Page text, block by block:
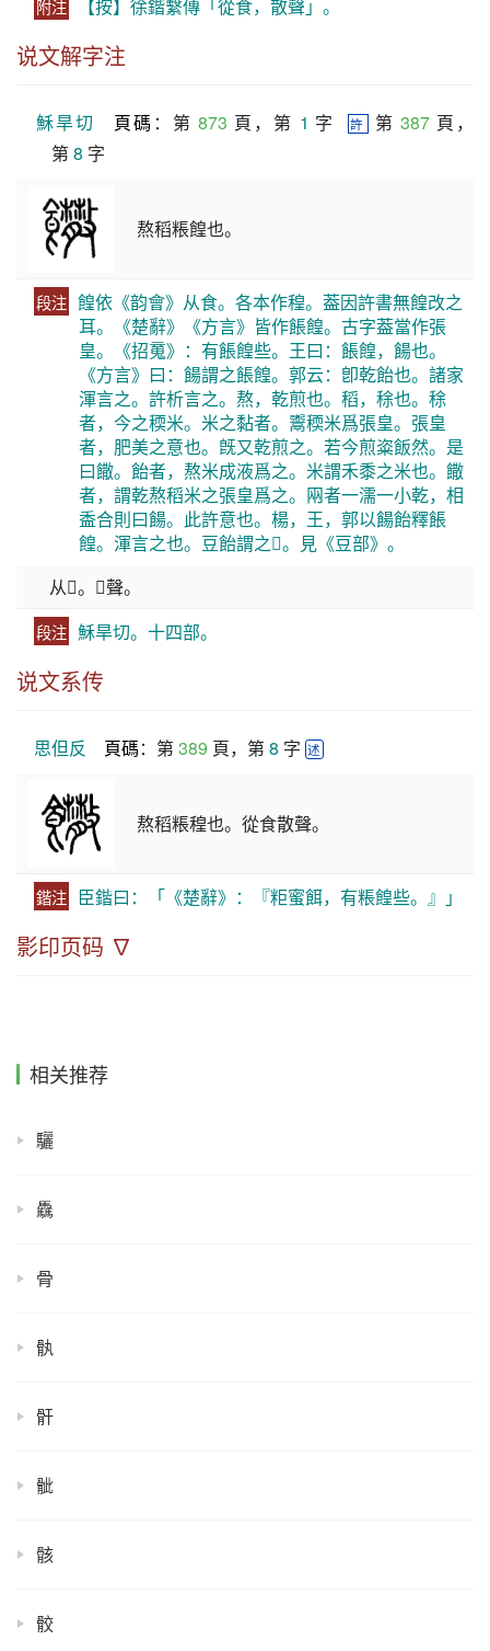
附注 【按】徐鍇繫傳「從食，散聲」。
说文解字注
穌旱切 頁碼 ：第 873 頁，第 1 字 許 第 387 頁，
第 8 字
熬稻粻餭也。
段注 餭依《韵會》从食。各本作䅣。葢因許書無餭改之
耳。《楚辭》《方言》皆作餦餭。古字葢當作張
皇。《招䰟》：有餦餭些。王曰：餦餭，餳也。
《方言》曰：餳謂之餦餭。郭云：卽乾飴也。諸家
渾言之。許析言之。熬，乾煎也。稻，稌也。稌
者，今之稬米。米之黏者。䰞稬米爲張皇。張皇
者，肥美之意也。旣又乾煎之。若今煎粢飯然。是
曰饊。飴者，熬米成液爲之。米謂禾黍之米也。饊
者，謂乾熬稻米之張皇爲之。㒳者一濡一小乾，相
盉合則曰餳。此許意也。楊，王，郭以餳飴釋餦
餭。渾言之也。豆飴謂之𧯡。見《豆部》。
从𠊊。𢿱聲。
段注 穌旱切。十四部。
说文系传
思但反 頁碼：第 389 頁，第 8 字 述
熬稻粻䅣也。從食散聲。
鍇注 臣鍇曰：「《楚辭》：『粔蜜餌，有粻餭些。』」
影印页码 ∇
相关推荐
驪
驫
骨
骫
骭
骴
骸
骹